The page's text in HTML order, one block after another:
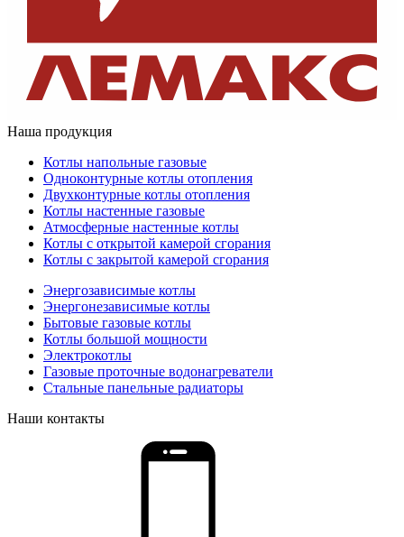
Наша продукция
Котлы напольные газовые
Одноконтурные котлы отопления
Двухконтурные котлы отопления
Котлы настенные газовые
Атмосферные настенные котлы
Котлы с открытой камерой сгорания
Котлы с закрытой камерой сгорания
Энергозависимые котлы
Энергонезависимые котлы
Бытовые газовые котлы
Котлы большой мощности
Электрокотлы
Газовые проточные водонагреватели
Стальные панельные радиаторы
Наши контакты